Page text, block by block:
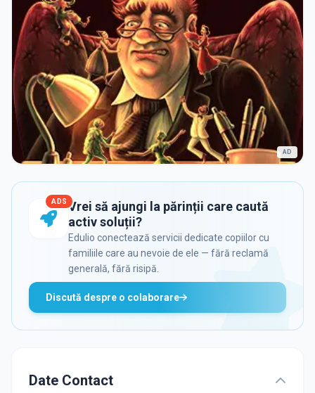
AD
ADS Vrei să ajungi la părinții care caută
activ soluții?
Edulio conectează servicii dedicate copiilor cu
familiile care au nevoie de ele — fără reclamă
generală, fără risipă.
Discută despre o colaborare
Date Contact